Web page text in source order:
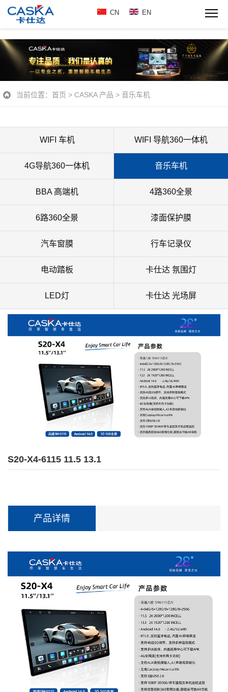
CN EN
当前位置： 首页 > CASKA 产品 > 音乐车机
WIFI 车机 WIFI 导航360一体机
4G导航360一体机 音乐车机
BBA 高端机 4路360全景
6路360全景 漆面保护膜
汽车窗膜 行车记录仪
电动踏板 卡仕达 氛围灯
LED灯 卡仕达 光场屏
S20-X4-6115 11.5 13.1
产品详情